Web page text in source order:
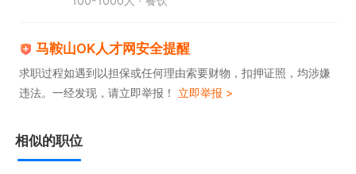
马鞍山OK人才网安全提醒
求职过程如遇到以担保或任何理由索要财物，扣押证照，均涉嫌
违法。一经发现，请立即举报！ 立即举报 >
相似的职位